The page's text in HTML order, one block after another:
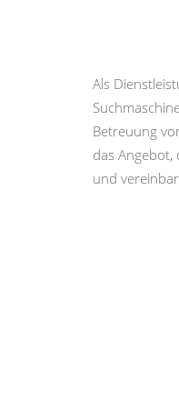
Als
Betreuung
das
und